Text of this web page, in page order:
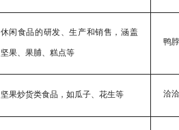
休闲食品的研发、生产和销售，涵盖
坚果、果脯、糕点等
鸭
坚果炒货类食品，如瓜子、花生等 洽